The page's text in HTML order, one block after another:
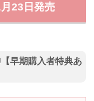
23日発売
早期購入者特典あ